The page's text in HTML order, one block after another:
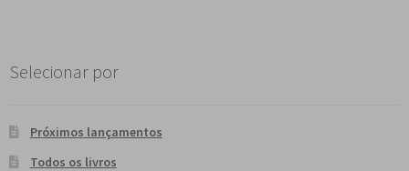
Selecionar por
Próximos lançamentos
Todos os livros